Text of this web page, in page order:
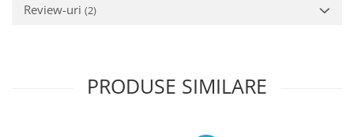
Review-uri (2)
PRODUSE SIMILARE